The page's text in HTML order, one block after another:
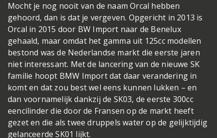
Mocht je nog nooit van de naam Orcal hebben
gehoord, dan is dat je vergeven. Opgericht in 2013 is
Orcal in 2015 door BW Import naar de Benelux
gehaald, maar omdat het gamma uit 125cc modellen
bestond was de Nederlandse markt die eerste jaren
niet interessant. Met de lancering van de nieuwe SK
familie hoopt BMW Import dat daar verandering in
komt en dat zou best wel eens kunnen lukken – en
dan voornamelijk dankzij de SK03, de eerste 300cc
eencilinder die door de Fransen op de markt heeft
gezet en die als twee druppels water op de gelijktijdig
gelanceerde SK01 lijkt.